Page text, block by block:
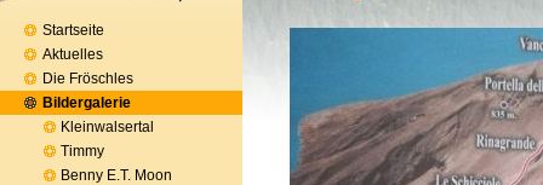
Startseite
Aktuelles
Die Fröschles
Bildergalerie
Kleinwalsertal
Timmy
Benny E.T. Moon